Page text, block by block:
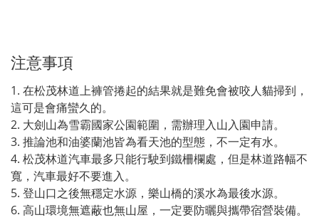
注意事項
1. 在松茂林道上褲管捲起的結果就是難免會被咬人貓掃到，
這可是會痛蠻久的。
2. 大劍山為雪霸國家公園範圍，需辦理入山入園申請。
3. 推論池和油婆蘭池皆為看天池的型態，不一定有水。
4. 松茂林道汽車最多只能行駛到鐵柵欄處，但是林道路幅不
寬，汽車最好不要進入。
5. 登山口之後無穩定水源，樂山橋的溪水為最後水源。
6. 高山環境無遮蔽也無山屋，一定要防曬與攜帶宿營裝備。